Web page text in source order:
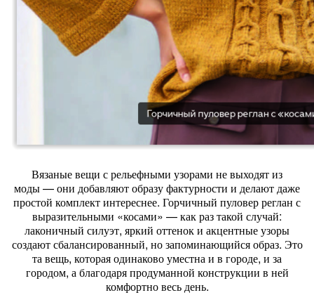
Вязаныевещи срельефными узорами невыходятиз
моды— они добавляютобразуфактурности и делаютдаже
простой комплектинтереснее. Горчичный пуловерреглан с
выразительными «косами» — какразтакой случай:
лаконичный силуэт, яркий оттеноки акцентныеузоры
создаютсбалансированный, нозапоминающийсяобраз. Это
тавещь, котораяодинаковоуместнаи в городе, и за
городом, аблагодаряпродуманной конструкции в ней
комфортновесьдень.